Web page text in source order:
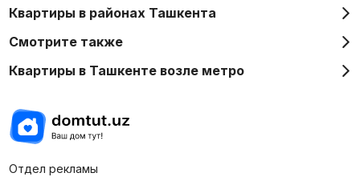
Квартиры в районах Ташкента
Смотрите также
Квартиры в Ташкенте возле метро
Отдел рекламы